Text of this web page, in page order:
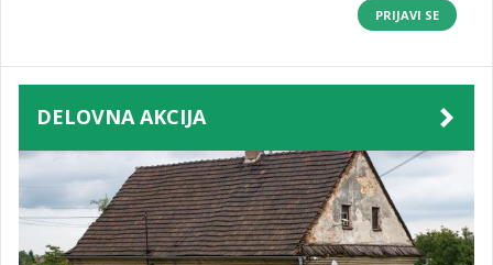
PRIJAVI SE
DELOVNA AKCIJA